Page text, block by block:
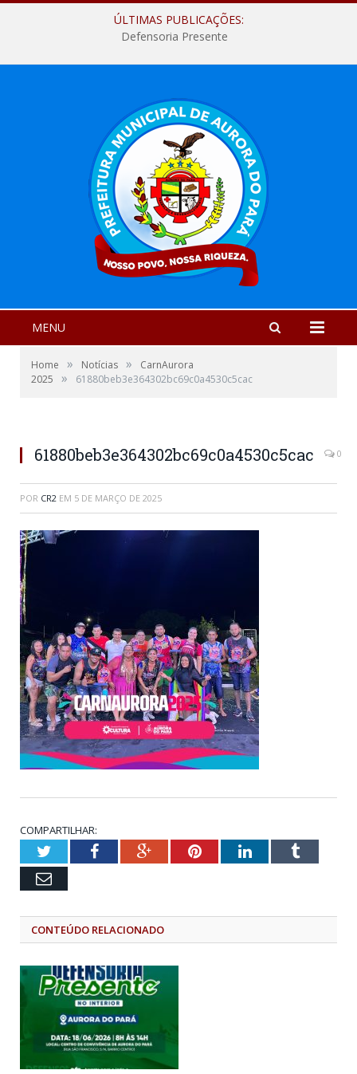
ÚLTIMAS PUBLICAÇÕES:
Defensoria Presente
MENU
Home » Notícias »
CarnAurora
2025
» 61880beb3e364302bc69c0a4530c5cac
61880beb3e364302bc69c0a4530c5cac 0
POR CR2 EM 5 DE MARÇO DE 2025
COMPARTILHAR:
TwitterFacebookGoogle+PinterestLinkedInTumblr
Email
CONTEÚDO RELACIONADO